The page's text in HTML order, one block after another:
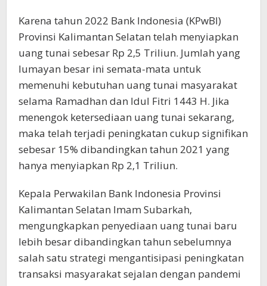
Karena tahun 2022 Bank Indonesia (KPwBI)
Provinsi Kalimantan Selatan telah menyiapkan
uang tunai sebesar Rp 2,5 Triliun. Jumlah yang
lumayan besar ini semata-mata untuk
memenuhi kebutuhan uang tunai masyarakat
selama Ramadhan dan Idul Fitri 1443 H. Jika
menengok ketersediaan uang tunai sekarang,
maka telah terjadi peningkatan cukup signifikan
sebesar 15% dibandingkan tahun 2021 yang
hanya menyiapkan Rp 2,1 Triliun.
Kepala Perwakilan Bank Indonesia Provinsi
Kalimantan Selatan Imam Subarkah,
mengungkapkan penyediaan uang tunai baru
lebih besar dibandingkan tahun sebelumnya
salah satu strategi mengantisipasi peningkatan
transaksi masyarakat sejalan dengan pandemi